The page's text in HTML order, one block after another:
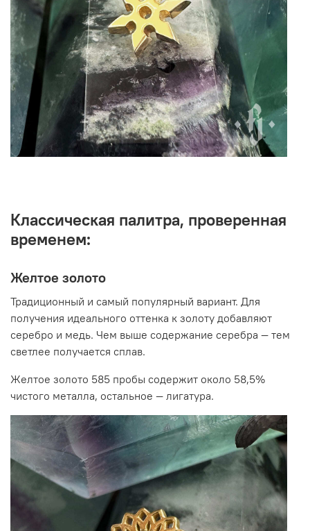
Классическая палитра, проверенная
временем:
Желтое золото
Традиционный и самый популярный вариант. Для
получения идеального оттенка к золоту добавляют
серебро и медь. Чем выше содержание серебра — тем
светлее получается сплав.
Желтое золото 585 пробы содержит около 58,5%
чистого металла, остальное — лигатура.